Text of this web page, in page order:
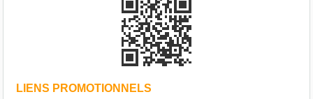
LIENS PROMOTIONNELS